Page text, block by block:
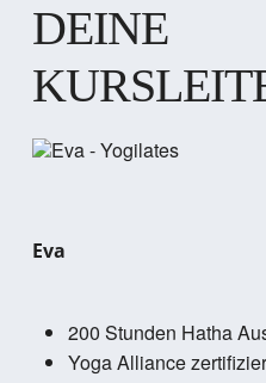
DEINE
Eva
200 Stunden Hatha
Yoga Alliance